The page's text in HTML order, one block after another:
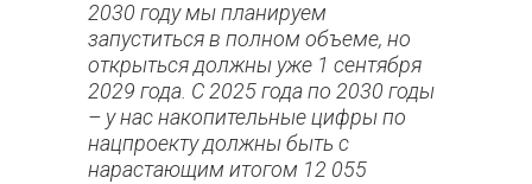
2030 году мы планируем
запуститься в полном объеме, но
открыться должны уже 1 сентября
2029 года. С 2025 года по 2030 годы
– у нас накопительные цифры по
нацпроекту должны быть с
нарастающим итогом 12 055